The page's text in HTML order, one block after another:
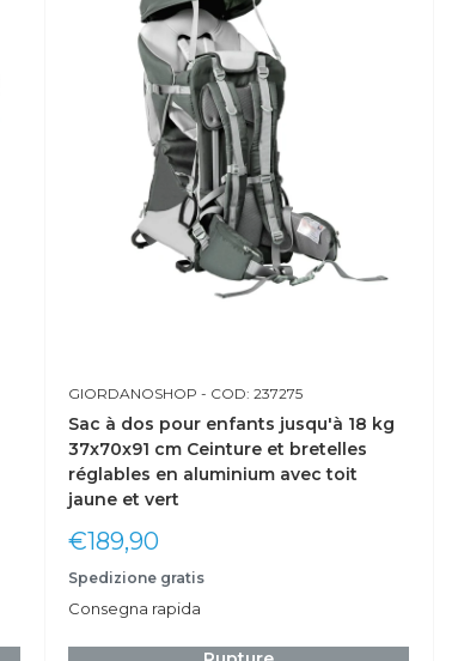
GIORDANOSHOP - COD: 237275
Sac à dos pour enfants jusqu'à 18 kg
37x70x91 cm Ceinture et bretelles
réglables en aluminium avec toit
jaune et vert
Prix
€189,90
Spedizione gratis
Consegna rapida